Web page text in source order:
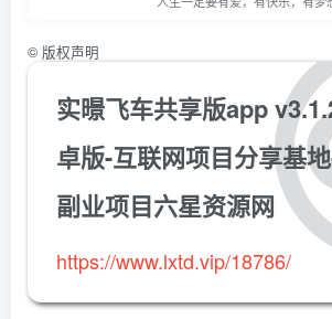
© 版权声明
实暻飞车共享版app
卓版-互联网项目分享基
副业项目六星资源网
https://www.lxtd.vip/18786/